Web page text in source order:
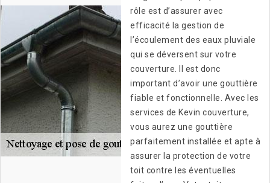
rôle est d’assurer avec
efficacité la gestion de
l’écoulement des eaux pluviale
qui se déversent sur votre
couverture. Il est donc
important d’avoir une gouttière
fiable et fonctionnelle. Avec les
services de Kevin couverture,
vous aurez une gouttière
parfaitement installée et apte à
assurer la protection de votre
toit contre les éventuelles